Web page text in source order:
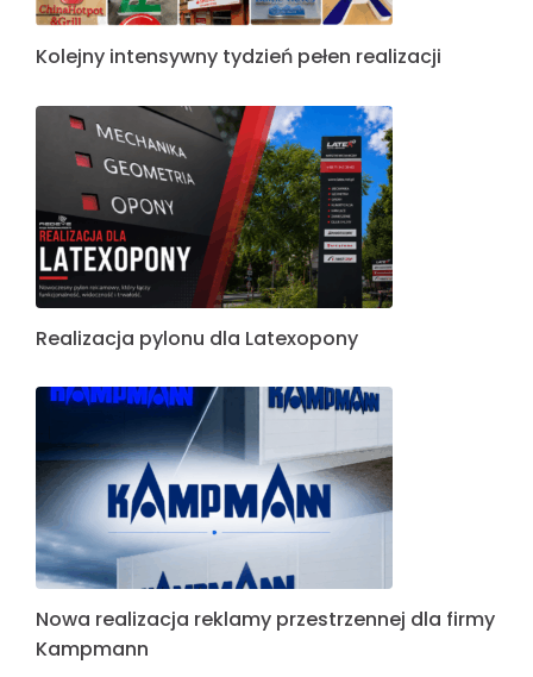
Kolejny intensywny tydzień pełen realizacji
Realizacja pylonu dla Latexopony
Nowa realizacja reklamy przestrzennej dla firmy
Kampmann